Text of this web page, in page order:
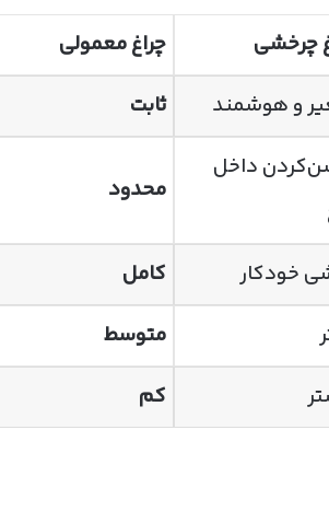
چرخشی
چراغ معمولی
و هوشمند ثابت
داخل
محدود
خودکار
کامل
متوسط
کم